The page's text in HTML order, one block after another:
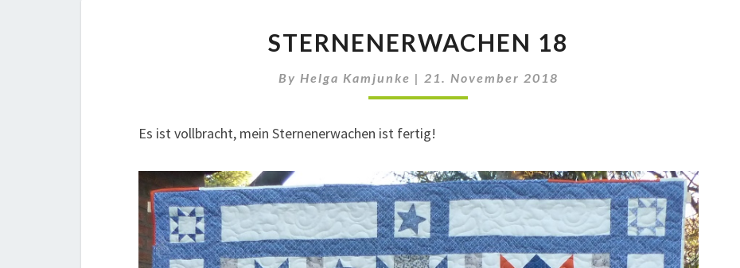
18
STERNENERWACHEN 18
By Helga Kamjunke | 21. November 2018
Es ist vollbracht, mein Sternenerwachen ist fertig!